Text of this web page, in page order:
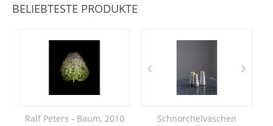
BELIEBTESTE PRODUKTE
Ralf Peters - Baum, 2010 Schnorchelväschen